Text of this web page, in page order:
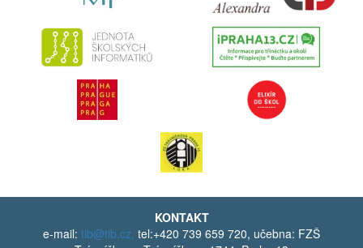
KONTAKT
e-mail: tib@tib.cz, tel:+420 739 659 720, učebna: FZŠ